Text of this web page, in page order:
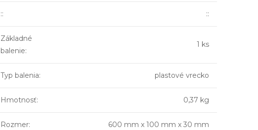
:: ::
Základné
balenie:
1 ks
Typ balenia: plastové vrecko
Hmotnosť: 0,37 kg
Rozmer: 600 mm x 100 mm x 30 mm